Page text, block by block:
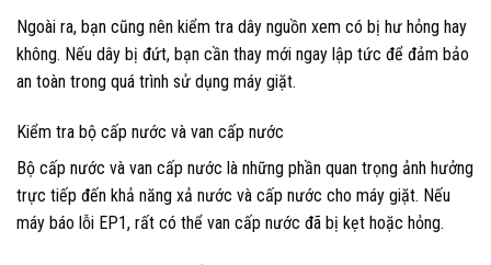
Ngoài ra, bạn cũng nên kiểm tra dây nguồn xem có bị hư hỏng hay
không. Nếu dây bị đứt, bạn cần thay mới ngay lập tức để đảm bảo
an toàn trong quá trình sử dụng máy giặt.
Kiểm tra bộ cấp nước và van cấp nước
Bộ cấp nước và van cấp nước là những phần quan trọng ảnh hưởng
trực tiếp đến khả năng xả nước và cấp nước cho máy giặt. Nếu
máy báo lỗi EP1, rất có thể van cấp nước đã bị kẹt hoặc hỏng.